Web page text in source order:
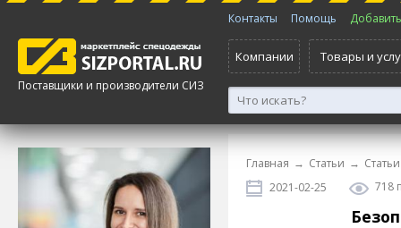
Поставщики и производители СИЗ
Контакты Помощь
Компании Товары и
Главная → Статьи →
2021-02-25
718